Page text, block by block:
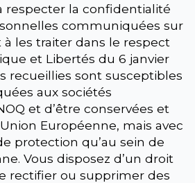
respecter la confidentialité
communiquées sur
les traiter dans le respect
et Libertés du 6 janvier
recueillies sont susceptibles
aux sociétés
et d’être conservées et
Européenne, mais avec
protection qu’au sein de
Vous disposez d’un droit
rectifier ou supprimer des